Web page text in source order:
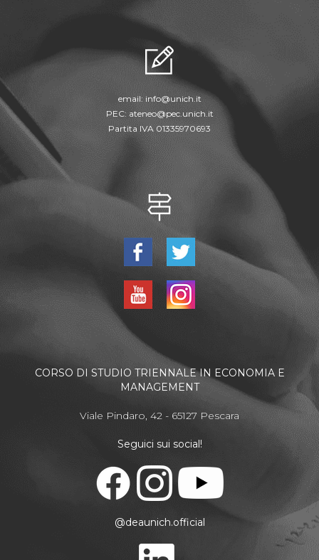
email: info@unich.it
PEC: ateneo@pec.unich.it
Partita IVA 01335970693
CORSO DI STUDIO TRIENNALE IN ECONOMIA E
MANAGEMENT
Viale Pindaro, 42 - 65127 Pescara
Seguici sui social!
@deaunich.official